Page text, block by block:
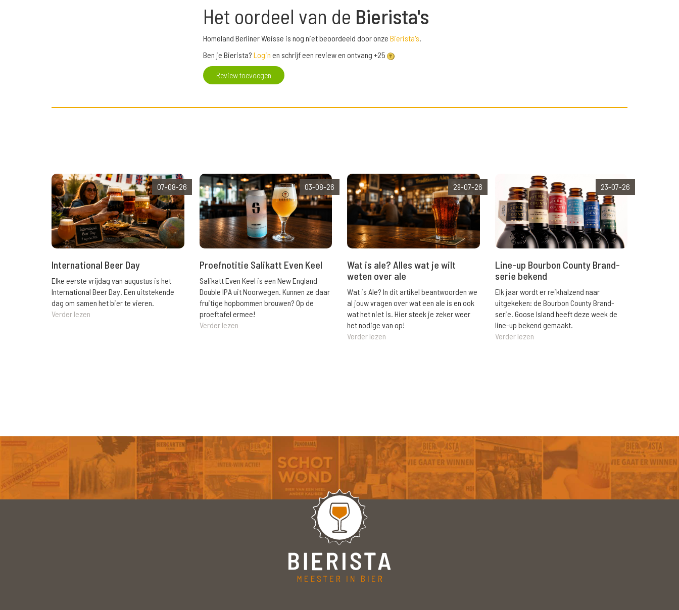
Het oordeel van de Bierista's
Homeland Berliner Weisse is nog niet beoordeeld door onze Bierista's.
Ben je Bierista? Login en schrijf een review en ontvang +25
Review toevoegen
07-08-26
International Beer Day
Elke eerste vrijdag van augustus is het
International Beer Day. Een uitstekende
dag om samen het bier te vieren.
Verder lezen
03-08-26
Proefnotitie Salikatt Even Keel
Salikatt Even Keel is een New England
Double IPA uit Noorwegen. Kunnen ze daar
fruitige hopbommen brouwen? Op de
proeftafel ermee!
Verder lezen
29-07-26
Wat is ale? Alles wat je wilt
weten over ale
Wat is Ale? In dit artikel beantwoorden we
al jouw vragen over wat een ale is en ook
wat het niet is. Hier steek je zeker weer
het nodige van op!
Verder lezen
23-07-26
Line-up Bourbon County Brand-
serie bekend
Elk jaar wordt er reikhalzend naar
uitgekeken: de Bourbon County Brand-
serie. Goose Island heeft deze week de
line-up bekend gemaakt.
Verder lezen